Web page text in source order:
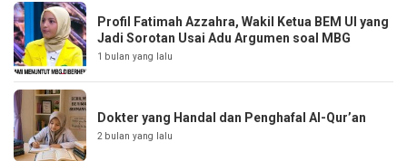
Profil Fatimah Azzahra, Wakil Ketua BEM UI yang
Jadi Sorotan Usai Adu Argumen soal MBG
1 bulan yang lalu
Dokter yang Handal dan Penghafal Al-Qur’an
2 bulan yang lalu